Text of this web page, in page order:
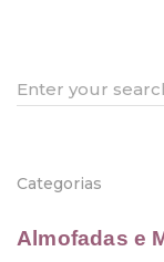
Search
Categorias
Almofadas e